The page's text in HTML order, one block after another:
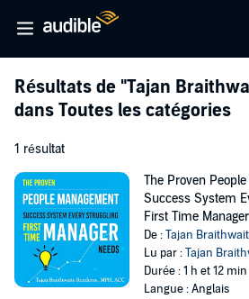
Résultats de "Tajan
dans Toutes les catégories
1 résultat
The Proven
Success System
First Time
De :Tajan
Lu par :Tajan
Durée : 1 h et 12 min
Langue : Anglais